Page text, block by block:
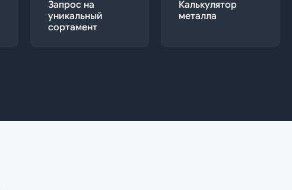
Запрос на
уникальный
сортамент
Калькулятор
металла